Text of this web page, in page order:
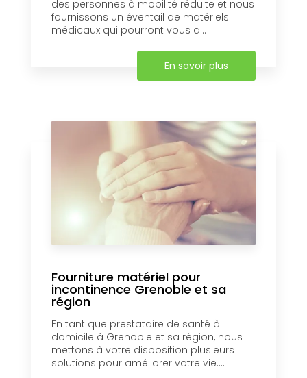
des personnes à mobilité réduite et nous
fournissons un éventail de matériels
médicaux qui pourront vous a...
En savoir plus
Fourniture matériel pour
incontinence Grenoble et sa
région
En tant que prestataire de santé à
domicile à Grenoble et sa région, nous
mettons à votre disposition plusieurs
solutions pour améliorer votre vie....